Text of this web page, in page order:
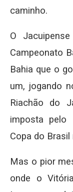
caminho.
O
Campeonato
Bahia que o
um, jogando
Riachão do
imposta pelo
Copa do
Mas o pior
onde o